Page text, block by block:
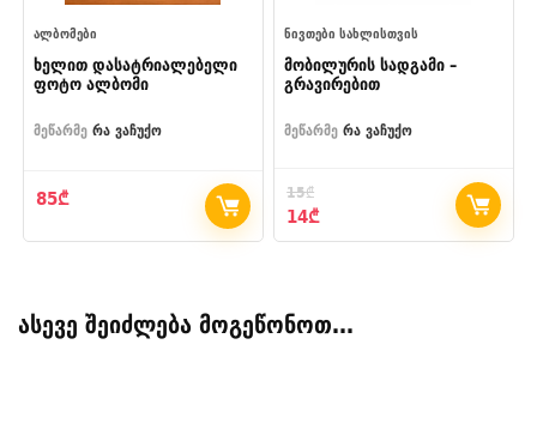
ᲐᲚᲑᲝᲛᲔᲑᲘ
ხელით დასატრიალებელი
ფოტო ალბომი
მეწარმე რა ვაჩუქო
85₾
ᲜᲘᲕᲗᲔᲑᲘ ᲡᲐᲮᲚᲘᲡᲗᲕᲘᲡ
მობილურის სადგამი –
გრავირებით
მეწარმე რა ვაჩუქო
15₾
Original
price
14₾Current
price
ასევე შეიძლება მოგეწონოთ…